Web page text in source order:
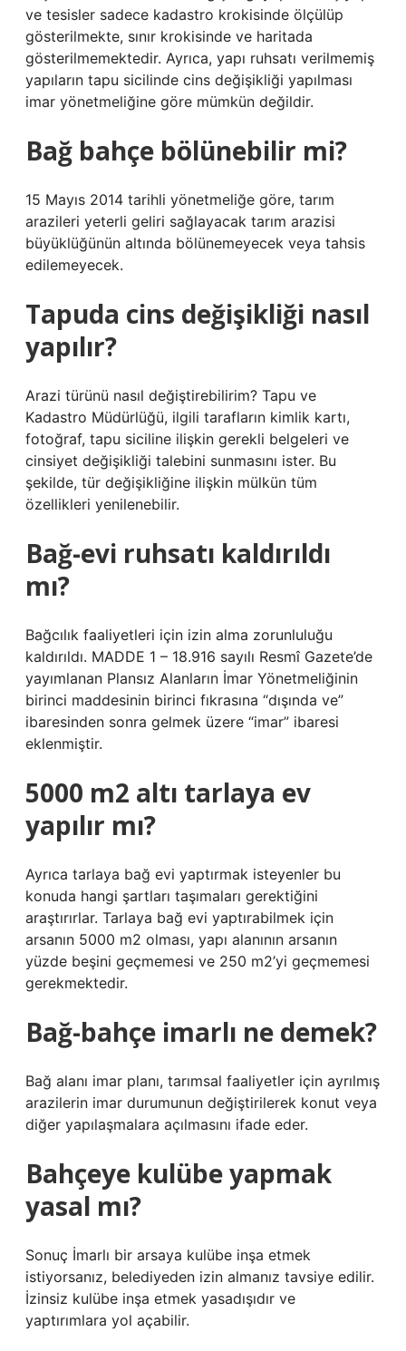
ve tesisler sadece kadastro krokisinde ölçülüp
gösterilmekte, sınır krokisinde ve haritada
gösterilmemektedir. Ayrıca, yapı ruhsatı verilmemiş
yapıların tapu sicilinde cins değişikliği yapılması
imar yönetmeliğine göre mümkün değildir.
Bağ bahçe bölünebilir mi?
15 Mayıs 2014 tarihli yönetmeliğe göre, tarım
arazileri yeterli geliri sağlayacak tarım arazisi
büyüklüğünün altında bölünemeyecek veya tahsis
edilemeyecek.
Tapuda cins değişikliği nasıl
yapılır?
Arazi türünü nasıl değiştirebilirim? Tapu ve
Kadastro Müdürlüğü, ilgili tarafların kimlik kartı,
fotoğraf, tapu siciline ilişkin gerekli belgeleri ve
cinsiyet değişikliği talebini sunmasını ister. Bu
şekilde, tür değişikliğine ilişkin mülkün tüm
özellikleri yenilenebilir.
Bağ-evi ruhsatı kaldırıldı
mı?
Bağcılık faaliyetleri için izin alma zorunluluğu
kaldırıldı. MADDE 1 – 18.916 sayılı Resmî Gazete’de
yayımlanan Plansız Alanların İmar Yönetmeliğinin
birinci maddesinin birinci fıkrasına “dışında ve”
ibaresinden sonra gelmek üzere “imar” ibaresi
eklenmiştir.
5000 m2 altı tarlaya ev
yapılır mı?
Ayrıca tarlaya bağ evi yaptırmak isteyenler bu
konuda hangi şartları taşımaları gerektiğini
araştırırlar. Tarlaya bağ evi yaptırabilmek için
arsanın 5000 m2 olması, yapı alanının arsanın
yüzde beşini geçmemesi ve 250 m2’yi geçmemesi
gerekmektedir.
Bağ-bahçe imarlı ne demek?
Bağ alanı imar planı, tarımsal faaliyetler için ayrılmış
arazilerin imar durumunun değiştirilerek konut veya
diğer yapılaşmalara açılmasını ifade eder.
Bahçeye kulübe yapmak
yasal mı?
Sonuç İmarlı bir arsaya kulübe inşa etmek
istiyorsanız, belediyeden izin almanız tavsiye edilir.
İzinsiz kulübe inşa etmek yasadışıdır ve
yaptırımlara yol açabilir.